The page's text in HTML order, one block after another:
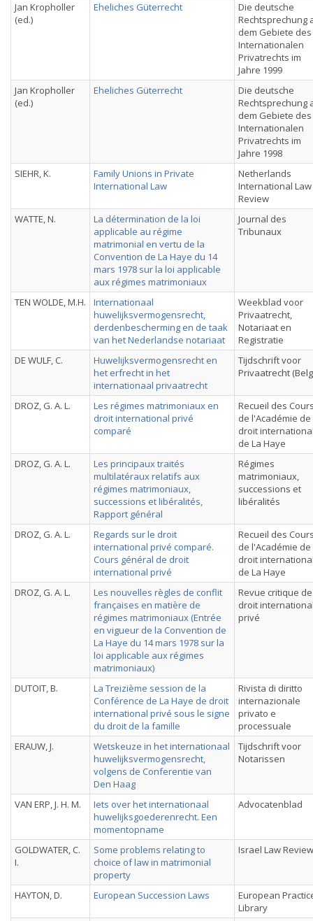
Jan Kropholler
(ed.)
Eheliches Güterrecht
Die deutsche
Rechtsprechung
dem Gebiete des
Internationalen
Privatrechts im
Jahre 1999
Jan Kropholler
(ed.)
Eheliches Güterrecht
Die deutsche
Rechtsprechung
dem Gebiete des
Internationalen
Privatrechts im
Jahre 1998
SIEHR, K.
Family Unions in Private
International Law
Netherlands
International Law
Review
WATTE, N.
La détermination de la loi
applicable au régime
matrimonial en vertu de la
Convention de La Haye du 14
mars 1978 sur la loi applicable
aux régimes matrimoniaux
Journal des
Tribunaux
TEN WOLDE, M.H.
Internationaal
huwelijksvermogensrecht,
derdenbescherming en de taak
van het Nederlandse notariaat
Weekblad voor
Privaatrecht,
Notariaat en
Registratie
DE WULF, C.
Huwelijksvermogensrecht en
het erfrecht in het
internationaal privaatrecht
Tijdschrift voor
Privaatrecht
DROZ, G. A. L.
Les régimes matrimoniaux en
droit international privé
comparé
Recueil des
de l'Académie de
droit
de La Haye
DROZ, G. A. L.
Les principaux traités
multilatéraux relatifs aux
régimes matrimoniaux,
successions et libéralités,
Rapport général
Régimes
matrimoniaux,
successions et
libéralités
DROZ, G. A. L.
Regards sur le droit
international privé comparé.
Cours général de droit
international privé
Recueil des
de l'Académie de
droit
de La Haye
DROZ, G. A. L.
Les nouvelles règles de conflit
françaises en matière de
régimes matrimoniaux (Entrée
en vigueur de la Convention de
La Haye du 14 mars 1978 sur la
loi applicable aux régimes
matrimoniaux)
Revue critique de
droit
privé
DUTOIT, B.
La Treizième session de la
Conférence de La Haye de droit
international privé sous le signe
du droit de la famille
Rivista di diritto
internazionale
privato e
processuale
ERAUW, J.
Wetskeuze in het internationaal
huwelijksvermogensrecht,
volgens de Conferentie van
Den Haag
Tijdschrift voor
Notarissen
VAN ERP, J. H. M.
Iets over het internationaal
huwelijksgoederenrecht. Een
momentopname
Advocatenblad
GOLDWATER, C.
I.
Some problems relating to
choice of law in matrimonial
property
Israel Law Review
HAYTON, D. European Succession Laws
European
Library